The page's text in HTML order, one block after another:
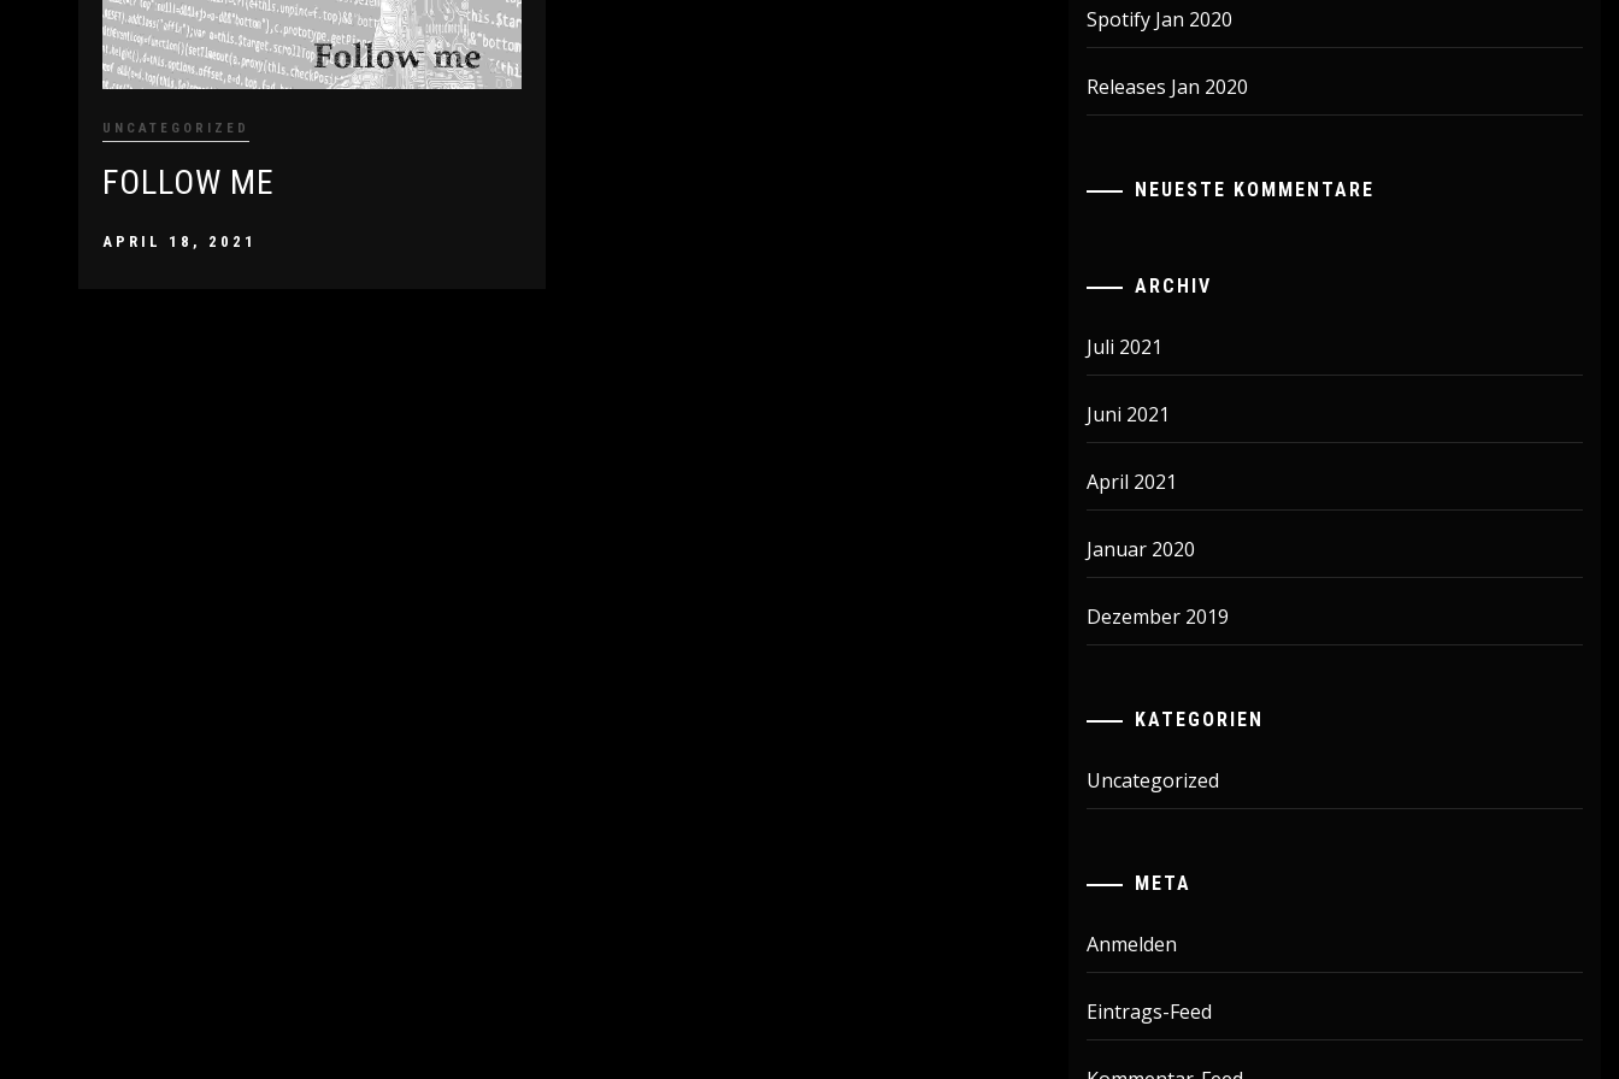
UNCATEGORIZED
FOLLOW ME
APRIL 18, 2021
Spotify Jan 2020
Releases Jan 2020
NEUESTE KOMMENTARE
ARCHIV
Juli 2021
Juni 2021
April 2021
Januar 2020
Dezember 2019
KATEGORIEN
Uncategorized
META
Anmelden
Eintrags-Feed